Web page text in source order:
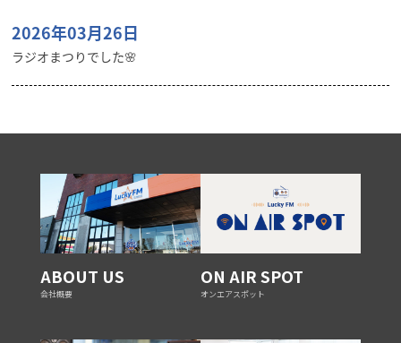
2026年03月26日
ラジオまつりでした🌸
ABOUT US
会社概要
ON AIR SPOT
オンエアスポット